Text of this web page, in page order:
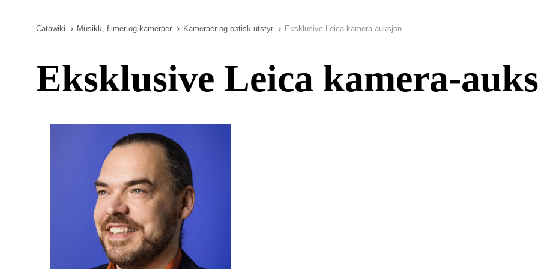
Catawiki Musikk, filmer og kameraer Kameraer og optisk utstyr Eksklusive Leica kamera-auksjon
Eksklusive Leica kamera-